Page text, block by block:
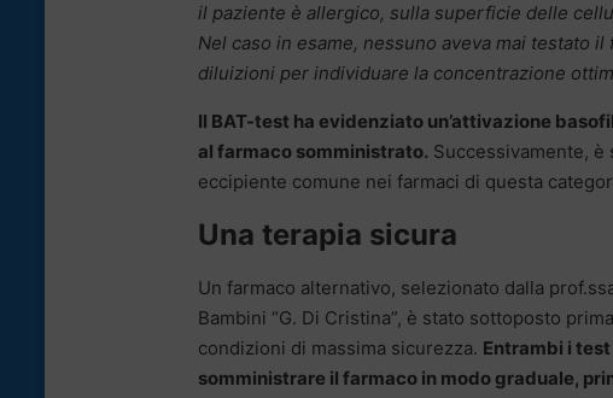
il paziente è allergico, sulla superficie delle
Nel caso in esame, nessuno aveva mai testato
diluizioni per individuare la concentrazione
Il BAT-test ha evidenziato un’attivazione
al farmaco somministrato. Successivamente, è
eccipiente comune nei farmaci di questa
Una terapia sicura
Un farmaco alternativo, selezionato dalla
Bambini “G. Di Cristina”, è stato sottoposto
condizioni di massima sicurezza. Entrambi i
somministrare il farmaco in modo graduale,